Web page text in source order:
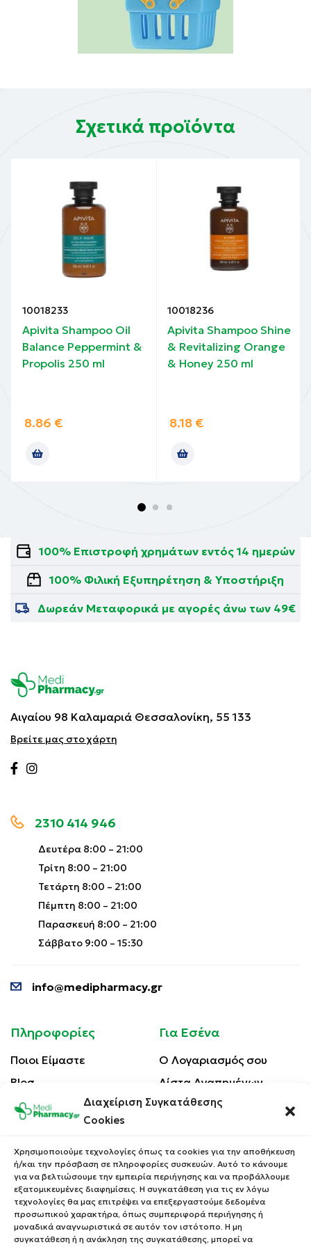
Διαχείριση Συγκατάθεσης
Cookies
Χρησιμοποιούμε τεχνολογίες όπως τα cookies για την αποθήκευση
ή/και την πρόσβαση σε πληροφορίες συσκευών. Αυτό το κάνουμε
για να βελτιώσουμε την εμπειρία περιήγησης και να προβάλλουμε
εξατομικευμένες διαφημίσεις. Η συγκατάθεση για τις εν λόγω
τεχνολογίες θα μας επιτρέψει να επεξεργαστούμε δεδομένα
προσωπικού χαρακτήρα, όπως συμπεριφορά περιήγησης ή
μοναδικά αναγνωριστικά σε αυτόν τον ιστότοπο. Η μη
συγκατάθεση ή η ανάκληση της συγκατάθεσης, μπορεί να
Σχετικά προϊόντα
10018233
Apivita Shampoo Oil
Balance Peppermint &
Propolis 250 ml
8.86 €
10018236
Apivita Shampoo Shine
& Revitalizing Orange
& Honey 250 ml
8.18 €
100% Επιστροφή χρημάτων εντός 14 ημερών
100% Φιλική Εξυπηρέτηση & Υποστήριξη
Δωρεάν Μεταφορικά με αγορές άνω των 49€
Αιγαίου 98 Καλαμαριά Θεσσαλονίκη, 55 133
Βρείτε μας στο χάρτη
2310 414 946
Δευτέρα 8:00 – 21:00
Τρίτη 8:00 – 21:00
Τετάρτη 8:00 – 21:00
Πέμπτη 8:00 – 21:00
Παρασκευή 8:00 – 21:00
Σάββατο 9:00 – 15:30
info@medipharmacy.gr
Πληροφορίες
Ποιοι Είμαστε
Blog
Επικοινωνία
Πολιτική Απορρήτου
Τρόποι Αποστολής
Τρόποι Πληρωμής
Επιστροφές Προϊόντων
Για Εσένα
Ο Λογαριασμός σου
Λίστα Αγαπημένων
Οι Παραγγελίες σου
Κέρδισε Κουπόνι
Έκπτωσης